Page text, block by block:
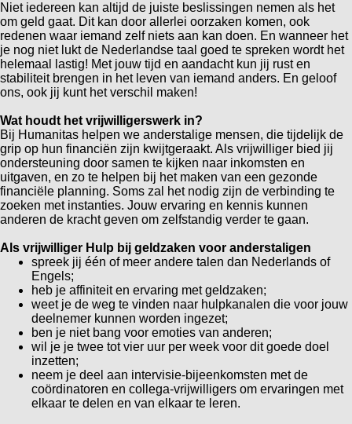
Niet iedereen kan altijd de juiste beslissingen nemen als het
om geld gaat. Dit kan door allerlei oorzaken komen, ook
redenen waar iemand zelf niets aan kan doen. En wanneer het
je nog niet lukt de Nederlandse taal goed te spreken wordt het
helemaal lastig! Met jouw tijd en aandacht kun jij rust en
stabiliteit brengen in het leven van iemand anders. En geloof
ons, ook jij kunt het verschil maken!
Wat houdt het vrijwilligerswerk in?
Bij Humanitas helpen we anderstalige mensen, die tijdelijk de
grip op hun financiën zijn kwijtgeraakt. Als vrijwilliger bied jij
ondersteuning door samen te kijken naar inkomsten en
uitgaven, en zo te helpen bij het maken van een gezonde
financiële planning. Soms zal het nodig zijn de verbinding te
zoeken met instanties. Jouw ervaring en kennis kunnen
anderen de kracht geven om zelfstandig verder te gaan.
Als vrijwilliger Hulp bij geldzaken voor anderstaligen
spreek jij één of meer andere talen dan Nederlands of
Engels;
heb je affiniteit en ervaring met geldzaken;
weet je de weg te vinden naar hulpkanalen die voor jouw
deelnemer kunnen worden ingezet;
ben je niet bang voor emoties van anderen;
wil je je twee tot vier uur per week voor dit goede doel
inzetten;
neem je deel aan intervisie-bijeenkomsten met de
coördinatoren en collega-vrijwilligers om ervaringen met
elkaar te delen en van elkaar te leren.